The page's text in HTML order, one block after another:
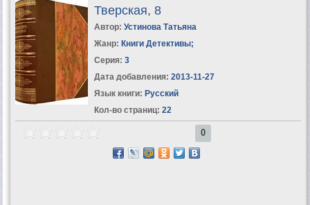
Тверская, 8
Автор: Устинова Татьяна
Жанр: Книги Детективы;
Серия: 3
Дата добавления: 2013-11-27
Язык книги: Русский
Кол-во страниц: 22
0